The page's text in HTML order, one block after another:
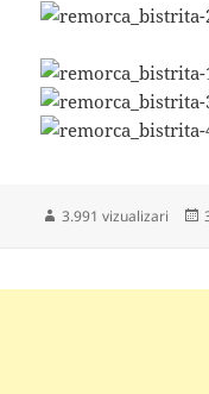
3.991 vizualizari